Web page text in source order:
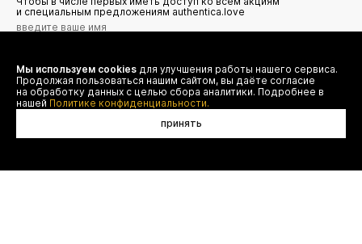
и специальным предложениям authentica.love
Я даю согласие на сбор, обработку и хранение моих
персональных данных (имя, email, телефон) для получения
рекламных и информационных рассылок от ООО 'БТ
Юнайтед', а также ознакомлен(а) с
Политикой конфиденциальности
Мы используем cookies для улучшения работы нашего сервиса.
Продолжая пользоваться нашим сайтом, вы даёте согласие
на обработку данных с целью сбора аналитики. Подробнее в
нашей Политике конфиденциальности.
принять